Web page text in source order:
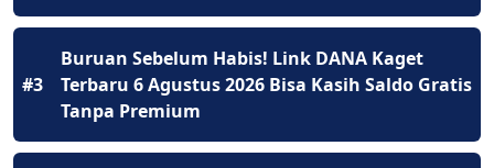
#3
Buruan Sebelum Habis! Link DANA Kaget
Terbaru 6 Agustus 2026 Bisa Kasih Saldo Gratis
Tanpa Premium